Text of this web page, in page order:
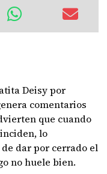
Deisy por
comentarios
que cuando
lo
dar por cerrado el
no huele bien.